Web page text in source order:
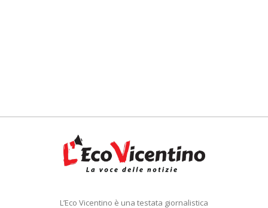
L’Eco Vicentino è una testata giornalistica